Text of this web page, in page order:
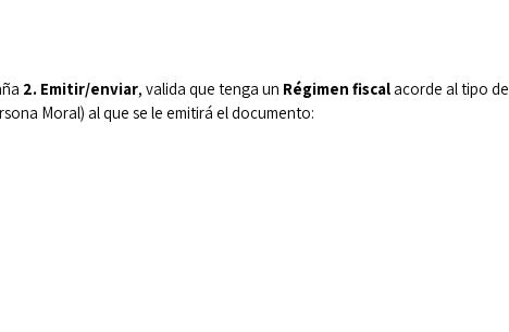
2. Emitir/enviar, valida que tenga un Régimen fiscal acorde al tipo de
Moral) al que se le emitirá el documento: